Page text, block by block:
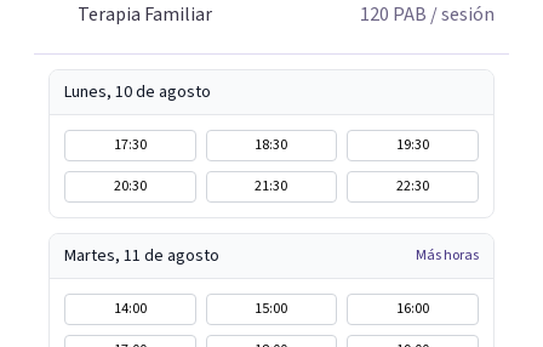
Terapia Familiar
120 PAB / sesión
Lunes, 10 de agosto
17:30 18:30
19:30
20:30
21:30 22:30
Martes, 11 de agosto Más horas
14:00 15:00
16:00